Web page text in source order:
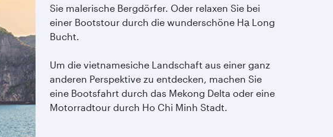
Sie malerische Bergdörfer. Oder relaxen Sie bei
einer Bootstour durch die wunderschöne Hạ Long
Bucht.
Um die vietnamesiche Landschaft aus einer ganz
anderen Perspektive zu entdecken, machen Sie
eine Bootsfahrt durch das Mekong Delta oder eine
Motorradtour durch Ho Chi Minh Stadt.